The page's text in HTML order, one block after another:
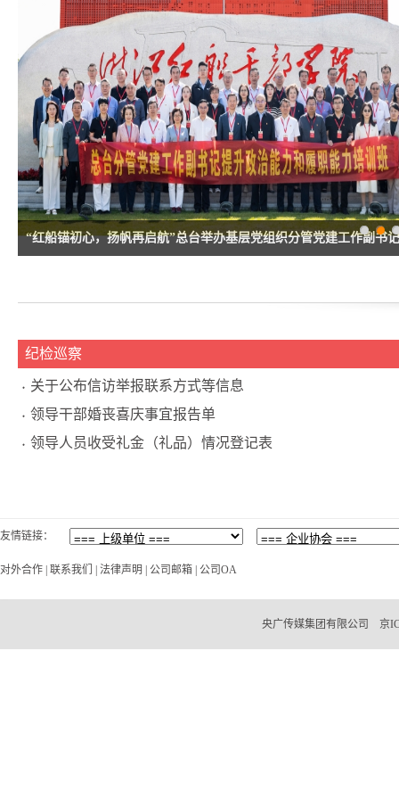
“红船锚初心，扬帆再启航”总台举办基层党组织分管党建工作副书
1 2 3 5 4
纪检巡察
关于公布信访举报联系方式等信息
领导干部婚丧喜庆事宜报告单
领导人员收受礼金（礼品）情况登记表